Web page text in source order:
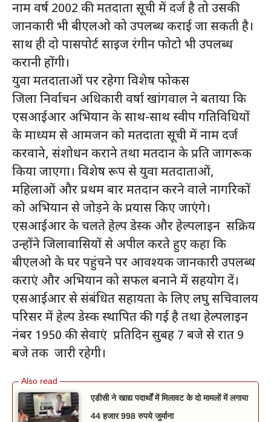
नाम वर्ष 2002 की मतदाता सूची में दर्ज है तो उसकी
जानकारी भी बीएलओ को उपलब्ध कराई जा सकती है।
साथ ही दो पासपोर्ट साइज रंगीन फोटो भी उपलब्ध
करानी होंगी।
युवा मतदाताओं पर रहेगा विशेष फोकस
जिला निर्वाचन अधिकारी वर्षा खांगवाल ने बताया कि
एसआईआर अभियान के साथ-साथ स्वीप गतिविधियों
के माध्यम से आमजन को मतदाता सूची में नाम दर्ज
करवाने, संशोधन कराने तथा मतदान के प्रति जागरूक
किया जाएगा। विशेष रूप से युवा मतदाताओं,
महिलाओं और प्रथम बार मतदान करने वाले नागरिकों
को अभियान से जोड़ने के प्रयास किए जाएंगे।
एसआईआर के चलते हेल्प डेस्क और हेल्पलाइन सक्रिय
उन्होंने जिलावासियों से अपील करते हुए कहा कि
बीएलओ के घर पहुंचने पर आवश्यक जानकारी उपलब्ध
कराएं और अभियान को सफल बनाने में सहयोग दें।
एसआईआर से संबंधित सहायता के लिए लघु सचिवालय
परिसर में हेल्प डेस्क स्थापित की गई है तथा हेल्पलाइन
नंबर 1950 की सेवाएं प्रतिदिन सुबह 7 बजे से रात 9
बजे तक जारी रहेगी।
एडीसी ने खाद्य पदार्थों में मिलावट के दो मामलों में लगाया
44 हजार 998 रुपये जुर्माना